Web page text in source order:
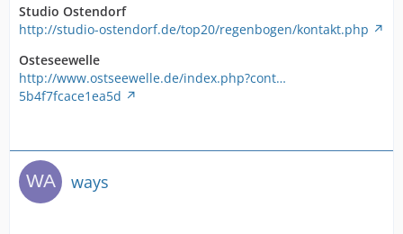
Studio Ostendorf
http://studio-ostendorf.de/top20/regenbogen/kontakt.php
Osteseewelle
http://www.ostseewelle.de/index.php?cont…
5b4f7fcace1ea5d
ways